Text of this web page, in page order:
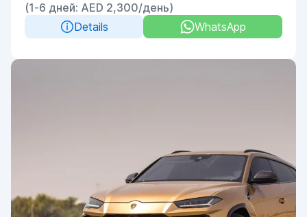
(1-6 дней: AED 2,300/день)
Details
WhatsApp